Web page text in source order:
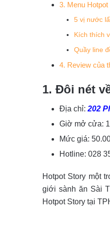
3. Menu
5 vị nước
Kích thích
Quầy line
4. Review của
1. Đôi nét
Địa chỉ: 202
Giờ mở cửa:
Mức giá:
Hotline: 028
Hotpot Story một
giới sành ăn Sài
Hotpot Story tại